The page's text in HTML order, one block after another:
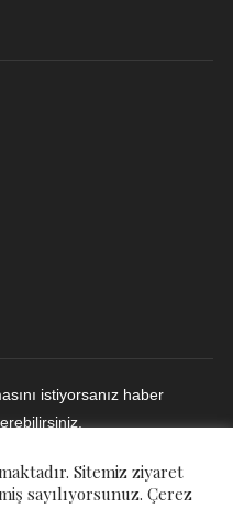
istiyorsanız haber
Sitemiz ziyaret
sayılıyorsunuz. Çerez